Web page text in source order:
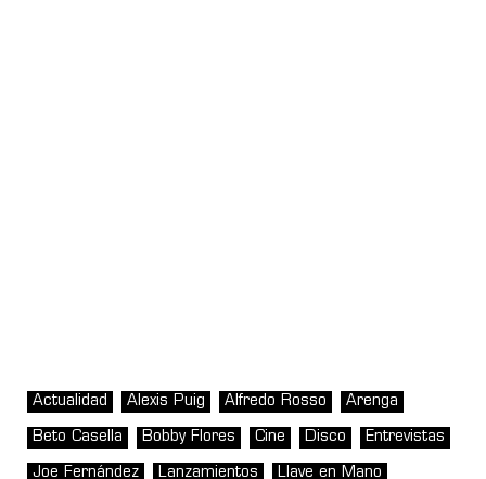
Actualidad Alexis Puig Alfredo Rosso Arenga
Beto Casella Bobby Flores Cine Disco Entrevistas
Joe Fernández Lanzamientos Llave en Mano